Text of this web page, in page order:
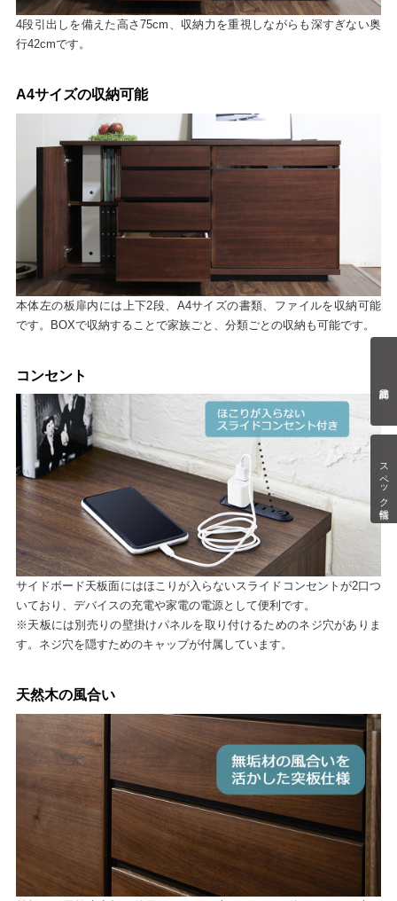
スペック情報
4段引出しを備えた高さ75cm、収納力を重視しながらも深すぎない奥
行42cmです。
A4サイズの収納可能
本体左の板扉内には上下2段、A4サイズの書類、ファイルを収納可能
です。BOXで収納することで家族ごと、分類ごとの収納も可能です。
コンセント
サイドボード天板面にはほこりが入らないスライドコンセントが2口つ
いており、デバイスの充電や家電の電源として便利です。
※天板には別売りの壁掛けパネルを取り付けるためのネジ穴がありま
す。ネジ穴を隠すためのキャップが付属しています。
天然木の風合い